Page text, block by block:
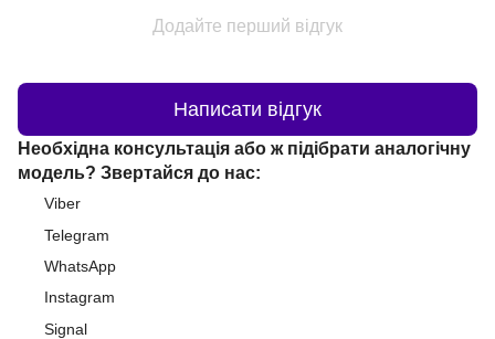
Додайте перший відгук
Написати відгук
Необхідна консультація або ж підібрати аналогічну
модель? Звертайся до нас:
Viber
Telegram
WhatsApp
Instagram
Signal